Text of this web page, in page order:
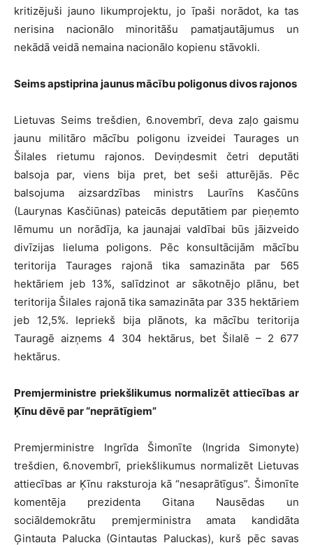
kritizējuši jauno likumprojektu, jo īpaši norādot, ka tas
nerisina nacionālo minoritāšu pamatjautājumus un
nekādā veidā nemaina nacionālo kopienu stāvokli.
Seims apstiprina jaunus mācību poligonus divos rajonos
Lietuvas Seims trešdien, 6.novembrī, deva zaļo gaismu
jaunu militāro mācību poligonu izveidei Taurages un
Šilales rietumu rajonos. Deviņdesmit četri deputāti
balsoja par, viens bija pret, bet seši atturējās. Pēc
balsojuma aizsardzības ministrs Laurīns Kasčūns
(Laurynas Kasčiūnas) pateicās deputātiem par pieņemto
lēmumu un norādīja, ka jaunajai valdībai būs jāizveido
divīzijas lieluma poligons. Pēc konsultācijām mācību
teritorija Taurages rajonā tika samazināta par 565
hektāriem jeb 13%, salīdzinot ar sākotnējo plānu, bet
teritorija Šilales rajonā tika samazināta par 335 hektāriem
jeb 12,5%. Iepriekš bija plānots, ka mācību teritorija
Tauragē aizņems 4 304 hektārus, bet Šilalē – 2 677
hektārus.
Premjerministre priekšlikumus normalizēt attiecības ar
Ķīnu dēvē par “neprātīgiem”
Premjerministre Ingrīda Šimonīte (Ingrida Simonyte)
trešdien, 6.novembrī, priekšlikumus normalizēt Lietuvas
attiecības ar Ķīnu raksturoja kā “nesaprātīgus”. Šimonīte
komentēja prezidenta Gitana Nausēdas un
sociāldemokrātu premjerministra amata kandidāta
Ģintauta Palucka (Gintautas Paluckas), kurš pēc savas